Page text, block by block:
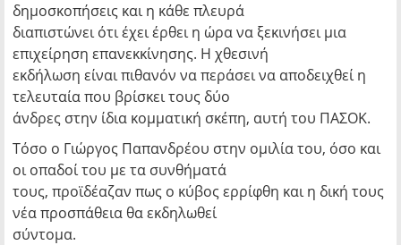
δημοσκοπήσεις και η κάθε πλευρά
διαπιστώνει ότι έχει έρθει η ώρα να ξεκινήσει μια
επιχείρηση επανεκκίνησης. Η χθεσινή
εκδήλωση είναι πιθανόν να περάσει να αποδειχθεί η
τελευταία που βρίσκει τους δύο
άνδρες στην ίδια κομματική σκέπη, αυτή του ΠΑΣΟΚ.
Τόσο ο Γιώργος Παπανδρέου στην ομιλία του, όσο και
οι οπαδοί του με τα συνθήματά
τους, προϊδέαζαν πως ο κύβος ερρίφθη και η δική τους
νέα προσπάθεια θα εκδηλωθεί
σύντομα.